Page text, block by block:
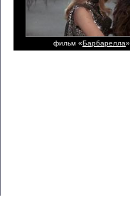
фильм «Барбарелла»